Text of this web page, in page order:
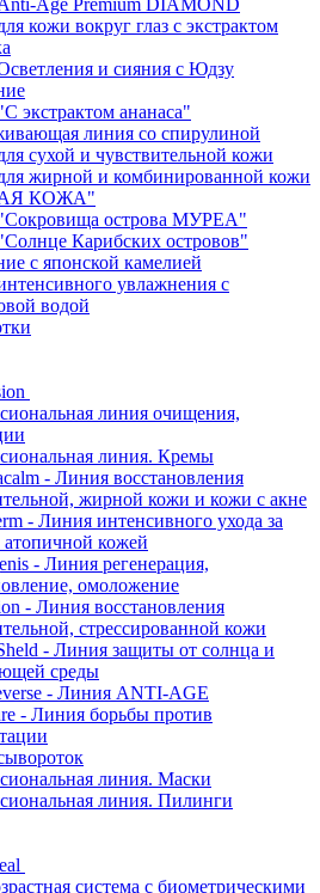
Age Premium DIAMOND
кожи вокруг глаз с экстрактом
и сияния с Юдзу
экстрактом ананаса"
линия со спирулиной
сухой и чувствительной кожи
жирной и комбинированной кожи
КОЖА"
острова МУРЕА"
Карибских островов"
с японской камелией
увлажнения с
водой
линия очищения,
линия. Кремы
- Линия восстановления
жирной кожи и кожи с акне
- Линия интенсивного ухода за
атопичной кожей
- Линия регенерация,
омоложение
- Линия восстановления
стрессированной кожи
- Линия защиты от солнца и
среды
- Линия ANTI-AGE
- Линия борьбы против
линия. Маски
линия. Пилинги
система с биометрическими